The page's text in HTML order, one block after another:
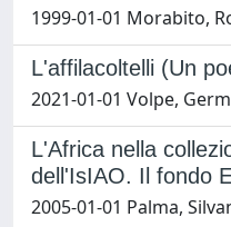
1999-01-01 Morabito,
L'affilacoltelli (Un
2021-01-01 Volpe,
L'Africa nella
dell'IsIAO. Il fondo
2005-01-01 Palma,